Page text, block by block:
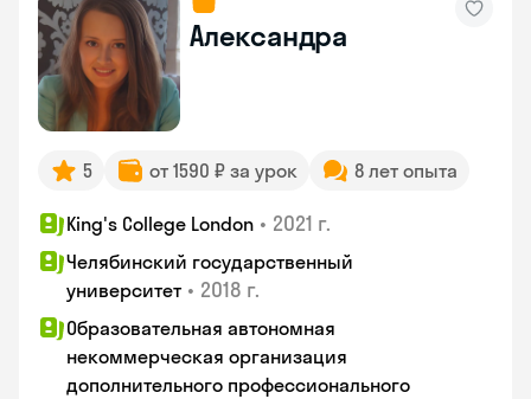
Александра
5 от 1590 ₽ за урок 8 лет опыта
King's College London • 2021 г.
Челябинский государственный
университет • 2018 г.
Образовательная автономная
некоммерческая организация
дополнительного профессионального